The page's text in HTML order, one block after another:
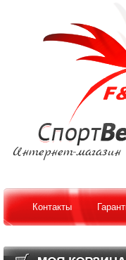
Интернет-магазин
Контакты